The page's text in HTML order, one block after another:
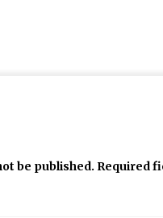
be published. Required